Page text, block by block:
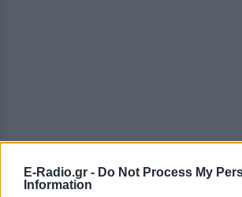
E-Radio.gr - Do Not Process My
Information